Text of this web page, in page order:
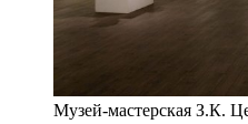
Музей-мастерская З.К.